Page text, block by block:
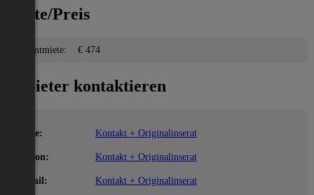
Miete/Preis
Gesamtmiete: € 474
Anbieter kontaktieren
Name: Kontakt + Originalinserat
Telefon: Kontakt + Originalinserat
E-Mail: Kontakt + Originalinserat